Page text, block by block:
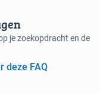
je zoekopdracht en de
deze FAQ